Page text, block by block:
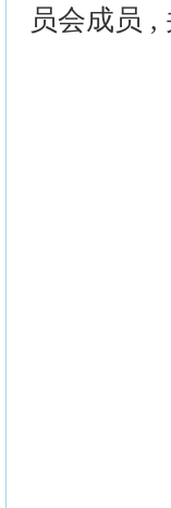
员会成员